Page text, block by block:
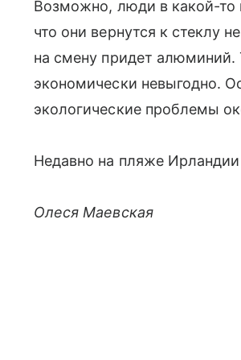
Возможно, люди в какой-то
что они вернутся к стеклу
на смену придет алюминий.
экономически невыгодно.
экологические проблемы
Недавно на пляже Ирландии
Олеся Маевская